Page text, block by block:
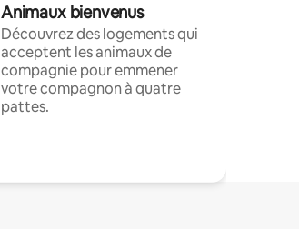
Animaux bienvenus
Découvrez des logements qui
acceptent les animaux de
compagnie pour emmener
votre compagnon à quatre
pattes.